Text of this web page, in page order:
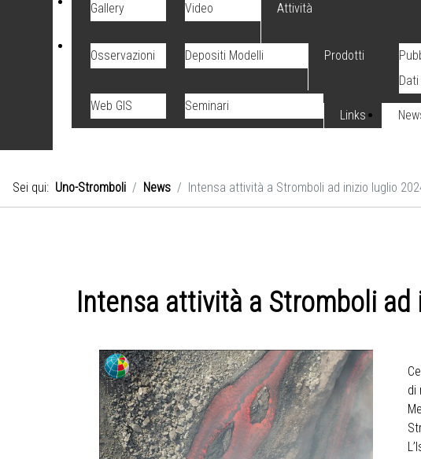
Gallery
Video Attività
Osservazioni Depositi Modelli Prodotti
Web GIS
Seminari
Links
Sei qui: Uno-Stromboli News Intensa attività a Stromboli ad inizio luglio
Intensa attività a Stromboli
di